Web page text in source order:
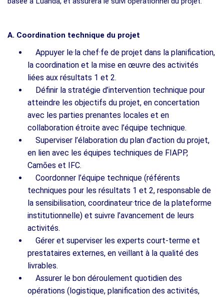
A. Coordination technique du projet
Appuyer le·la chef·fe de projet dans la planification,
la coordination et la mise en œuvre des activités
liées aux résultats 1 et 2.
Définir la stratégie d’intervention technique pour
atteindre les objectifs du projet, en concertation
avec les parties prenantes locales et en
collaboration étroite avec l’équipe technique.
Superviser l’élaboration du plan d’action du projet,
en lien avec les équipes techniques de FIAPP,
Camões et IFC.
Coordonner l’équipe technique (référents
techniques pour les résultats 1 et 2, responsable de
la sensibilisation, coordinateur·trice de la plateforme
institutionnelle) et suivre l’avancement de leurs
activités.
Gérer et superviser les experts court-terme et
prestataires externes, en veillant à la qualité des
livrables.
Assurer le bon déroulement quotidien des
opérations (logistique, planification des activités,